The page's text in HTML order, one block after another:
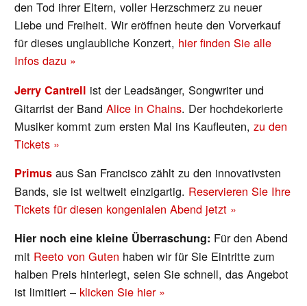
den Tod ihrer Eltern, voller Herzschmerz zu neuer
Liebe und Freiheit. Wir eröffnen heute den Vorverkauf
für dieses unglaubliche Konzert, hier finden Sie alle
Infos dazu »
Jerry Cantrell ist der Leadsänger, Songwriter und
Gitarrist der BandAlice in Chains. Der hochdekorierte
Musiker kommt zum ersten Mal ins Kaufleuten,zu den
Tickets »
Primus aus San Francisco zählt zu den innovativsten
Bands, sie ist weltweit einzigartig. Reservieren Sie Ihre
Tickets für diesen kongenialen Abend jetzt »
Hier noch eine kleine Überraschung: Für den Abend
mit Reeto von Guten haben wir für Sie Eintritte zum
halben Preis hinterlegt, seien Sie schnell, das Angebot
ist limitiert – klicken Sie hier »